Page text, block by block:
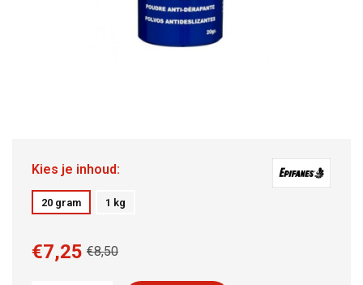
Kies je inhoud:
20 gram 1 kg
€8,50
€7,25